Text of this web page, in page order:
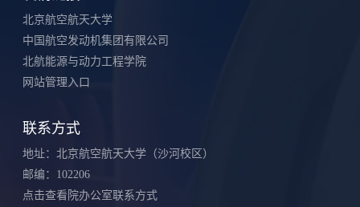
北京航空航天大学
中国航空发动机集团有限公司
北航能源与动力工程学院
网站管理入口
联系方式
地址：北京航空航天大学（沙河校区）
邮编：102206
点击查看院办公室联系方式